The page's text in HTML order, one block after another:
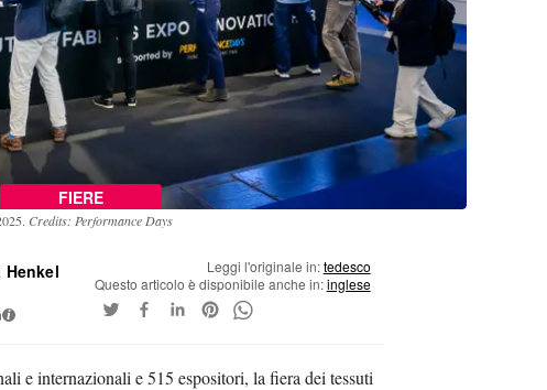
FIERE
Credits: Performance Days
Henkel
i
Leggi l'originale in:tedesco
Questo articolo è disponibile anche in:inglese
e internazionali e 515 espositori, la fiera dei tessuti